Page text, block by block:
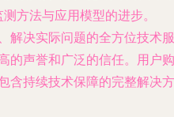
方法与应用模型的进步。
解决实际问题的全方位技术服
的声誉和广泛的信任。用户购
含持续技术保障的完整解决方